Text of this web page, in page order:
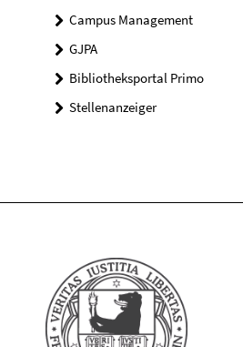
Campus Management
GJPA
Bibliotheksportal Primo
Stellenanzeiger